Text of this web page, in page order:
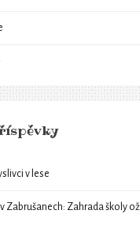
v lese
Zabrušanech: Zahrada školy